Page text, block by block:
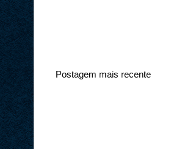
Postagem mais recente